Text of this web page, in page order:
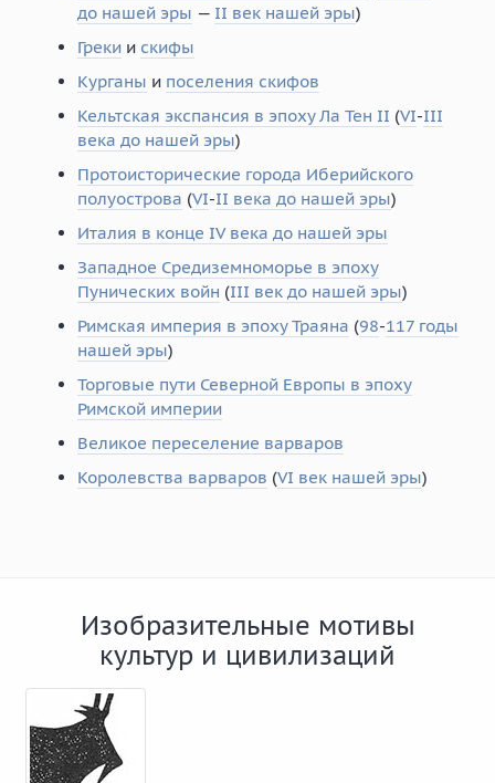
до нашей эры — II век нашей эры)
Греки и скифы
Курганы и поселения скифов
Кельтская экспансия в эпоху Ла Тен II (VI-III
века до нашей эры)
Протоисторические города Иберийского
полуострова (VI-II века до нашей эры)
Италия в конце IV века до нашей эры
Западное Средиземноморье в эпоху
Пунических войн (III век до нашей эры)
Римская империя в эпоху Траяна (98-117 годы
нашей эры)
Торговые пути Северной Европы в эпоху
Римской империи
Великое переселение варваров
Королевства варваров (VI век нашей эры)
Изобразительные мотивы
культур и цивилизаций